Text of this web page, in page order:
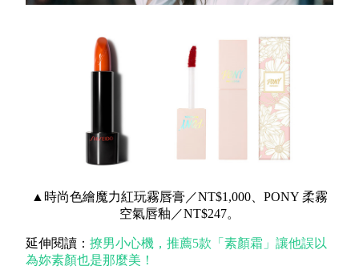
▲時尚色繪魔力紅玩霧唇膏／NT$1,000、PONY 柔霧
空氣唇釉／NT$247。
延伸閱讀： 撩男小心機，推薦5款「素顏霜」讓他誤以
為妳素顏也是那麼美！